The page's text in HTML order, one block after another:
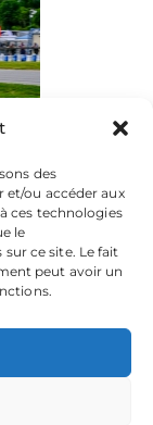
des
et/ou accéder aux
ces technologies
le
ce site. Le fait
peut avoir un